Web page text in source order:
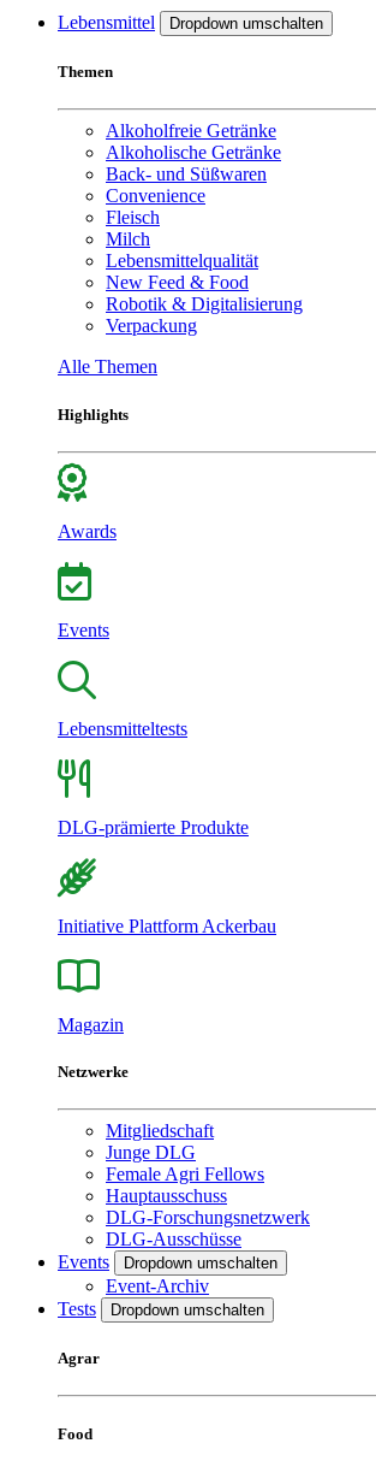
Lebensmittel Dropdown umschalten
Themen
Alkoholfreie Getränke
Alkoholische Getränke
Back- und Süßwaren
Convenience
Fleisch
Milch
Lebensmittelqualität
New Feed & Food
Robotik & Digitalisierung
Verpackung
Alle Themen
Highlights
Awards
Events
Lebensmitteltests
DLG-prämierte Produkte
Initiative Plattform Ackerbau
Magazin
Netzwerke
Mitgliedschaft
Junge DLG
Female Agri Fellows
Hauptausschuss
DLG-Forschungsnetzwerk
DLG-Ausschüsse
Events
Dropdown umschalten
Event-Archiv
Tests
Dropdown umschalten
Agrar
Food